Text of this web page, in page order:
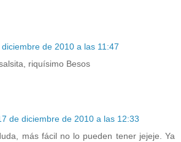
diciembre de 2010 a las 11:47
riquísimo Besos
de diciembre de 2010 a las 12:33
más fácil no lo pueden tener jejeje. Ya